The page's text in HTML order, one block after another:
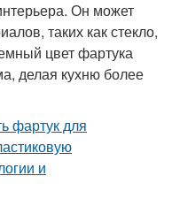
Он может
таких как стекло,
цвет фартука
делая кухню более